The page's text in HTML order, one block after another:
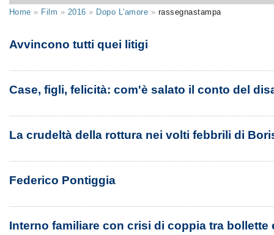
Home » Film » 2016 » Dopo L'amore » rassegnastampa
Avvincono tutti quei litigi
Case, figli, felicità: com'è salato il conto del
La crudeltà della rottura nei volti febbrili di
Federico Pontiggia
Interno familiare con crisi di coppia tra bollette